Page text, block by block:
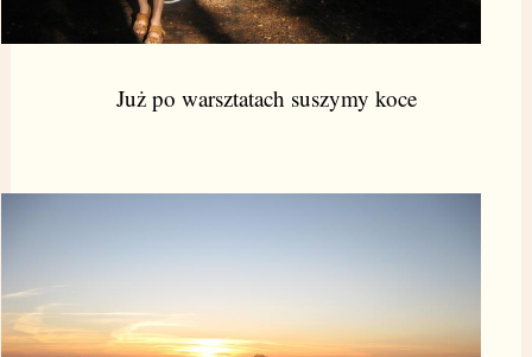
Już po warsztatach suszymy koce